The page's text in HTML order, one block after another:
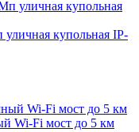
купольная IP-
Wi-Fi мост до 5 км